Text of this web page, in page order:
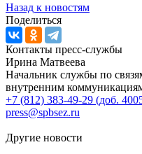
Назад к новостям
Поделиться
Контакты пресс-службы
Ирина Матвеева
Начальник службы по
внутренним
+7 (812) 383-49-29 (доб.
press@spbsez.ru
Другие новости